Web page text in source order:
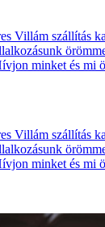
Villám szállítás
minket és mi
Villám szállítás
minket és mi